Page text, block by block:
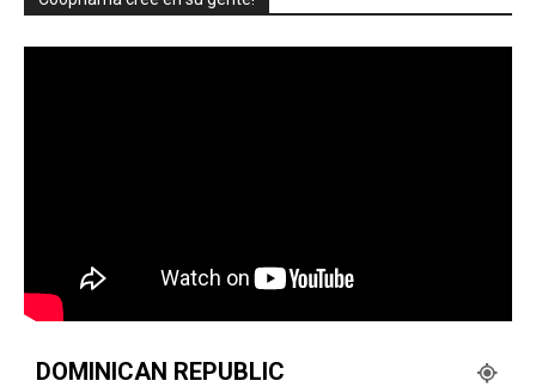
DOMINICAN REPUBLIC